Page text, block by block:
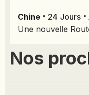
Chine ⋅ 24 Jours ⋅
Nos